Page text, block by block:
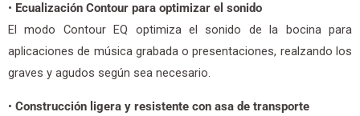
• Ecualización Contour para optimizar el sonido
El modo Contour EQ optimiza el sonido de la bocina para
aplicaciones de música grabada o presentaciones, realzando los
graves y agudos según sea necesario.
• Construcción ligera y resistente con asa de transporte